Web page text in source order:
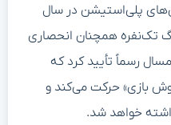
پلی‌استیشن در سال
تک‌نفره همچنان انحصاری
رسماً تأیید کرد که
بازی» حرکت می‌کند و
خواهد شد.